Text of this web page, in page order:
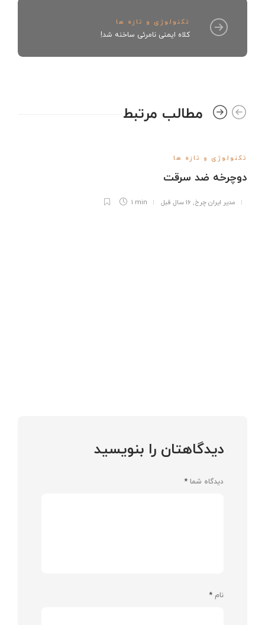
تکنولوژی و تازه ها
کلاه ایمنی نامرئی ساخنه شد!
مطالب مرتبط
تکنولوژی و تازه ها
دوچرخه ضد سرقت
مدیر ایران چرخ, 16 سال قبل 1 min
دیدگاهتان را بنویسید
دیدگاه شما *
نام *